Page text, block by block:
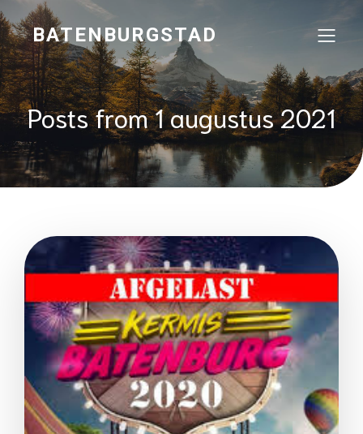
BATENBURGSTAD
Posts from 1 augustus 2021